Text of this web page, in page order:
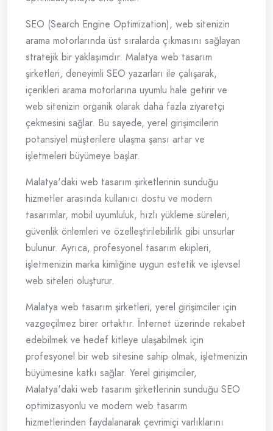
SEO (Search Engine Optimization), web sitenizin
arama motorlarında üst sıralarda çıkmasını sağlayan
stratejik bir yaklaşımdır. Malatya web tasarım
şirketleri, deneyimli SEO yazarları ile çalışarak,
içerikleri arama motorlarına uyumlu hale getirir ve
web sitenizin organik olarak daha fazla ziyaretçi
çekmesini sağlar. Bu sayede, yerel girişimcilerin
potansiyel müşterilere ulaşma şansı artar ve
işletmeleri büyümeye başlar.
Malatya'daki web tasarım şirketlerinin sunduğu
hizmetler arasında kullanıcı dostu ve modern
tasarımlar, mobil uyumluluk, hızlı yükleme süreleri,
güvenlik önlemleri ve özelleştirilebilirlik gibi unsurlar
bulunur. Ayrıca, profesyonel tasarım ekipleri,
işletmenizin marka kimliğine uygun estetik ve işlevsel
web siteleri oluşturur.
Malatya web tasarım şirketleri, yerel girişimciler için
vazgeçilmez birer ortaktır. İnternet üzerinde rekabet
edebilmek ve hedef kitleye ulaşabilmek için
profesyonel bir web sitesine sahip olmak, işletmenizin
büyümesine katkı sağlar. Yerel girişimciler,
Malatya'daki web tasarım şirketlerinin sunduğu SEO
optimizasyonlu ve modern web tasarım
hizmetlerinden faydalanarak çevrimiçi varlıklarını